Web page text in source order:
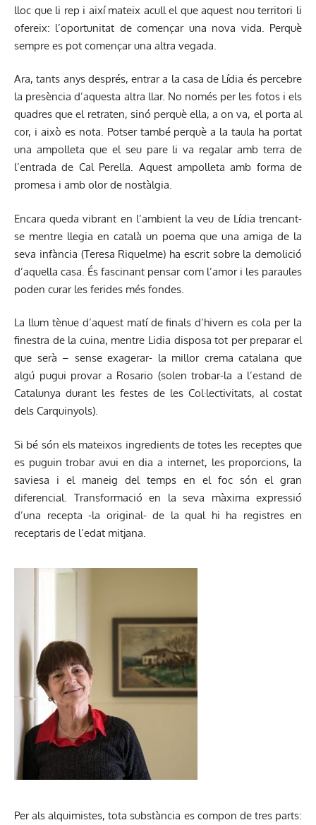
lloc que li rep i així mateix acull el que aquest nou territori li
ofereix: l’oportunitat de començar una nova vida. Perquè
sempre es pot començar una altra vegada.
Ara, tants anys després, entrar a la casa de Lídia és percebre
la presència d’aquesta altra llar. No només per les fotos i els
quadres que el retraten, sinó perquè ella, a on va, el porta al
cor, i això es nota. Potser també perquè a la taula ha portat
una ampolleta que el seu pare li va regalar amb terra de
l’entrada de Cal Perella. Aquest ampolleta amb forma de
promesa i amb olor de nostàlgia.
Encara queda vibrant en l’ambient la veu de Lídia trencant-
se mentre llegia en català un poema que una amiga de la
seva infància (Teresa Riquelme) ha escrit sobre la demolició
d’aquella casa. És fascinant pensar com l’amor i les paraules
poden curar les ferides més fondes.
La llum tènue d’aquest matí de finals d’hivern es cola per la
finestra de la cuina, mentre Lidia disposa tot per preparar el
que serà – sense exagerar- la millor crema catalana que
algú pugui provar a Rosario (solen trobar-la a l’estand de
Catalunya durant les festes de les Col·lectivitats, al costat
dels Carquinyols).
Si bé són els mateixos ingredients de totes les receptes que
es puguin trobar avui en dia a internet, les proporcions, la
saviesa i el maneig del temps en el foc són el gran
diferencial. Transformació en la seva màxima expressió
d’una recepta -la original- de la qual hi ha registres en
receptaris de l’edat mitjana.
Per als alquimistes, tota substància es compon de tres parts: